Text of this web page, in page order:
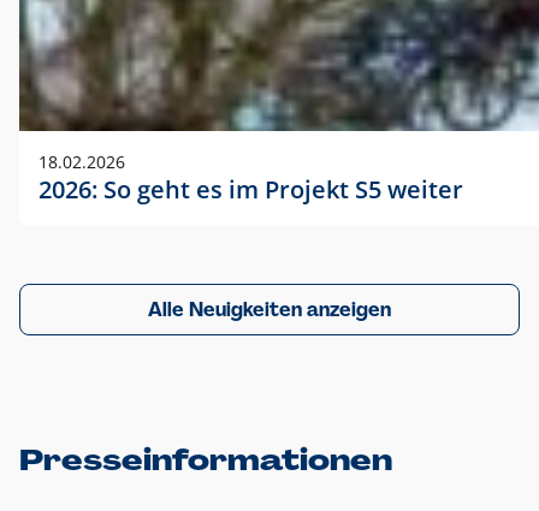
18.02.2026
2026: So geht es im Projekt S5 weiter
Alle Neuigkeiten anzeigen
Presseinformationen